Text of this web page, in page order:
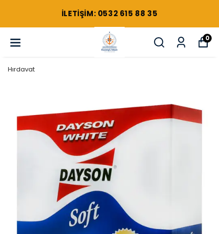
ILETIŞIM: 0532 615 88 35
0
Hırdavat